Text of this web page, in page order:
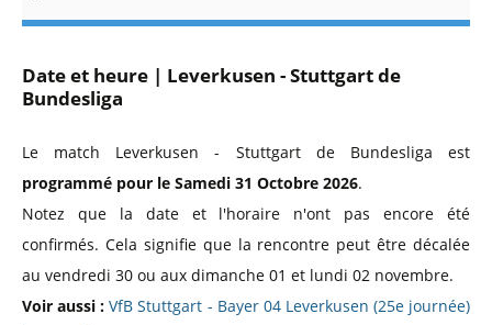
Date et heure | Leverkusen - Stuttgart de
Bundesliga
Le match Leverkusen - Stuttgart de Bundesliga est
programmé pour le Samedi 31 Octobre 2026.
Notez que la date et l'horaire n'ont pas encore été
confirmés. Cela signifie que la rencontre peut être décalée
au vendredi 30 ou aux dimanche 01 et lundi 02 novembre.
Voir aussi : VfB Stuttgart - Bayer 04 Leverkusen (25e journée)